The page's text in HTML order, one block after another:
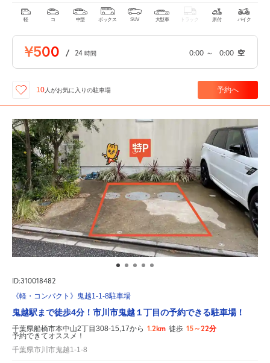
軽 コ 中型 ボックス SUV 大型車 トラック 原付 バイク
¥500 / 24 時間 0:00 ～ 0:00 空
10人がお気に入りの駐車場 予約へ
ID:310018482
《軽・コンパクト》鬼越1-1-8駐車場
鬼越駅まで徒歩4分！市川市鬼越１丁目の予約できる駐車場！
千葉県船橋市本中山2丁目308-15,17から 1.2km 徒歩 15～22分
予約できてオススメ！
千葉県市川市鬼越1-1-8